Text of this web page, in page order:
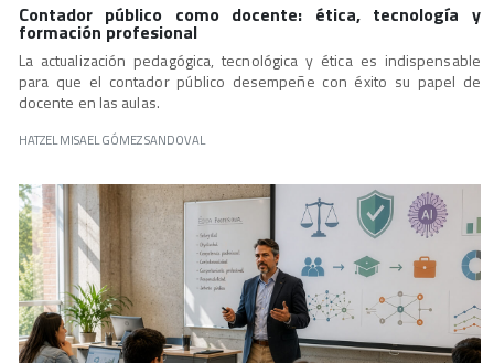
Contador público como docente: ética, tecnología y
formación profesional
La actualización pedagógica, tecnológica y ética es indispensable
para que el contador público desempeñe con éxito su papel de
docente en las aulas.
HATZEL MISAEL GÓMEZ SANDOVAL